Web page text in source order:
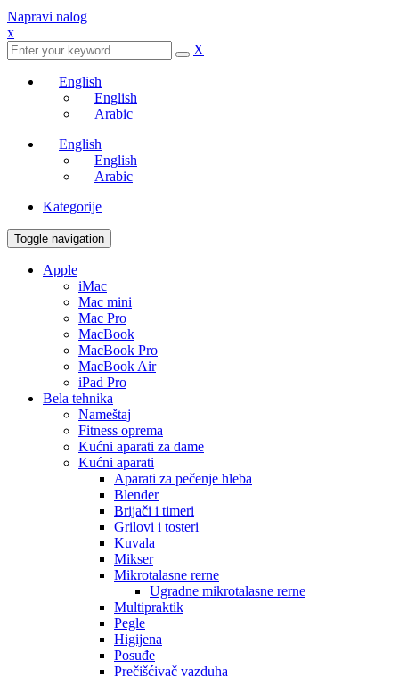
Napravi nalog
x
X
English
English
Arabic
English
English
Arabic
Kategorije
Toggle navigation
Apple
iMac
Mac mini
Mac Pro
MacBook
MacBook Pro
MacBook Air
iPad Pro
Bela tehnika
Nameštaj
Fitness oprema
Kućni aparati za dame
Kućni aparati
Aparati za pečenje hleba
Blender
Brijači i timeri
Grilovi i tosteri
Kuvala
Mikser
Mikrotalasne rerne
Ugradne mikrotalasne rerne
Multipraktik
Pegle
Higijena
Posuđe
Prečišćivač vazduha